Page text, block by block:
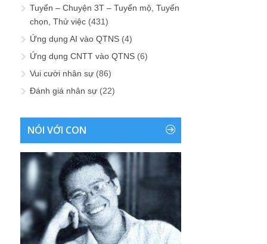
Tuyển – Chuyện 3T – Tuyển mộ, Tuyển
chọn, Thử việc (431)
Ứng dụng AI vào QTNS (4)
Ứng dụng CNTT vào QTNS (6)
Vui cười nhân sự (86)
Đánh giá nhân sự (22)
NÓI VỚI CON